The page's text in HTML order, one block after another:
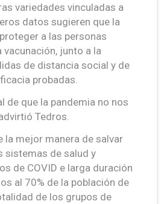
variedades vinculadas a
datos sugieren que la
a las personas
junto a la
de distancia social y de
probadas.
de que la pandemia no nos
Tedros.
la mejor manera de salvar
sistemas de salud y
de COVID e larga duración
al 70% de la población de
de los grupos de